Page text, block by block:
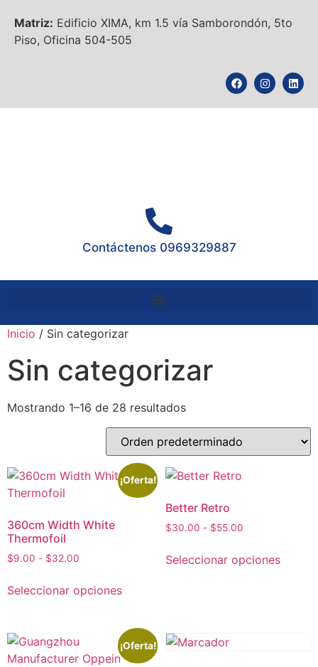
Matriz: Edificio XIMA, km 1.5 vía Samborondón, 5to
Piso, Oficina 504-505
Contáctenos 0969329887
Inicio / Sin categorizar
Sin categorizar
Mostrando 1–16 de 28 resultados
¡Oferta!
360cm Width White
Thermofoil
$9.00 - $32.00
Seleccionar opciones
Better Retro
$30.00 - $55.00
Seleccionar opciones
¡Oferta!